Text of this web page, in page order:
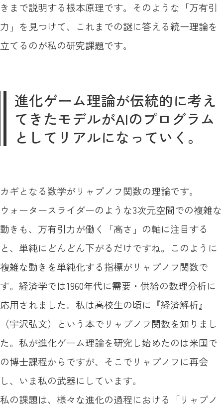
きまで説明する根本原理です。そのような「万有引
力」を見つけて、これまでの謎に答える統一理論を
立てるのが私の研究課題です。
進化ゲーム理論が伝統的に考え
てきたモデルがAIのプログラム
としてリアルになっていく。
カギとなる数学がリャプノフ関数の理論です。
ウォータースライダーのような3次元空間での複雑な
動きも、万有引力が働く「高さ」の軸に注目する
と、単純にどんどん下がるだけですね。このように
複雑な動きを単純化する指標がリャプノフ関数で
す。経済学では1960年代に需要・供給の数理分析に
応用されました。私は高校生の頃に『経済解析』
（宇沢弘文）という本でリャプノフ関数を知りまし
た。私が進化ゲーム理論を研究し始めたのは米国で
の博士課程からですが、そこでリャプノフに再会
し、いま私の武器にしています。
私の課題は、様々な進化の過程における「リャプノ